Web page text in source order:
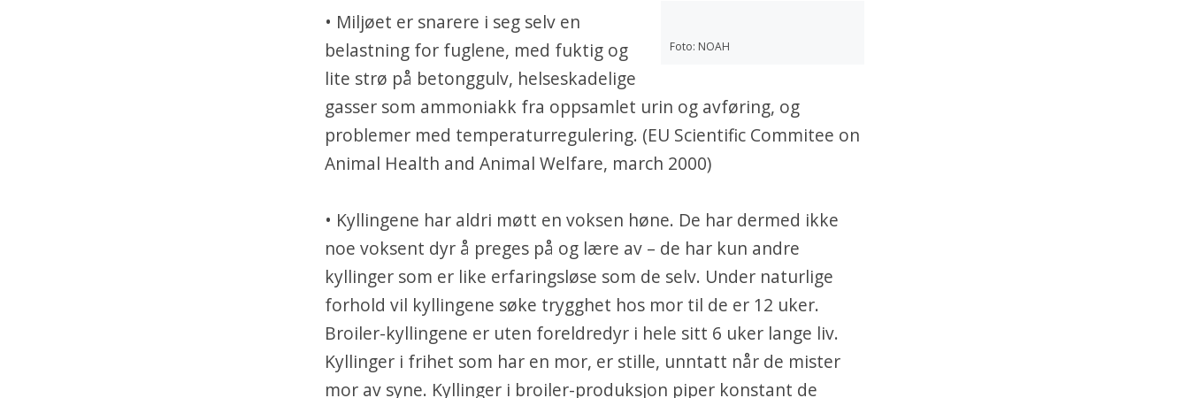
Foto: NOAH
• Miljøet er snarere i seg selv en
belastning for fuglene, med fuktig og
lite strø på betonggulv, helseskadelige
gasser som ammoniakk fra oppsamlet urin og avføring, og
problemer med temperaturregulering. (EU Scientific Commitee on
Animal Health and Animal Welfare, march 2000)
• Kyllingene har aldri møtt en voksen høne. De har dermed ikke
noe voksent dyr å preges på og lære av – de har kun andre
kyllinger som er like erfaringsløse som de selv. Under naturlige
forhold vil kyllingene søke trygghet hos mor til de er 12 uker.
Broiler-kyllingene er uten foreldredyr i hele sitt 6 uker lange liv.
Kyllinger i frihet som har en mor, er stille, unntatt når de mister
mor av syne. Kyllinger i broiler-produksjon piper konstant de